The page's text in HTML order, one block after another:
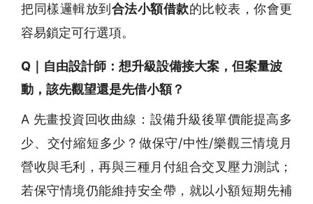
把同樣邏輯放到合法小額借款的比較表，你會更
容易鎖定可行選項。
Q｜自由設計師：想升級設備接大案，但案量波
動，該先觀望還是先借小額？
A 先畫投資回收曲線：設備升級後單價能提高多
少、交付縮短多少？做保守/中性/樂觀三情境月
營收與毛利，再與三種月付組合交叉壓力測試；
若保守情境仍能維持安全帶，就以小額短期先補